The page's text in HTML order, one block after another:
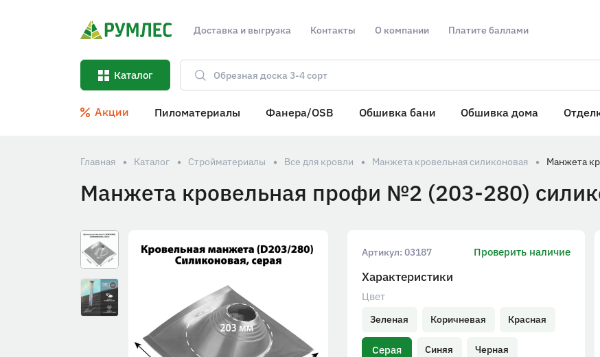
Доставка и выгрузка Контакты О компании Платите баллами
Каталог
Акции Пиломатериалы Фанера/OSB Обшивка бани Обшивка дома
Главная Каталог Стройматериалы Все для кровли Манжета кровельная силиконовая
Манжета кровельная профи №2 (203-280)
Артикул: 03187 Проверить наличие
Характеристики
Цвет
Зеленая Коричневая Красная
Серая Синяя Черная